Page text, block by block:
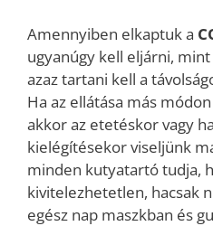
Amennyiben elkaptuk a
ugyanúgy kell eljárni,
azaz tartani kell a
Ha az ellátása más
akkor az etetéskor vagy
kielégítésekor viseljünk
minden kutyatartó tudja,
kivitelezhetetlen, hacsak
egész nap maszkban és